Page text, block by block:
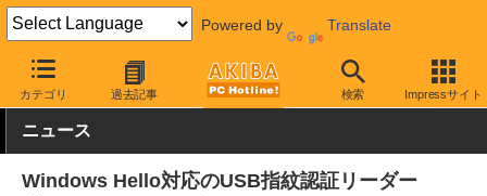
Powered by Translate
カテゴリ 過去記事 検索 Impressサイト
AKIBA PC Hotline! PC周辺機器 その他PC関連 その他
ニュース
Windows Hello対応のUSB指紋認証リーダー